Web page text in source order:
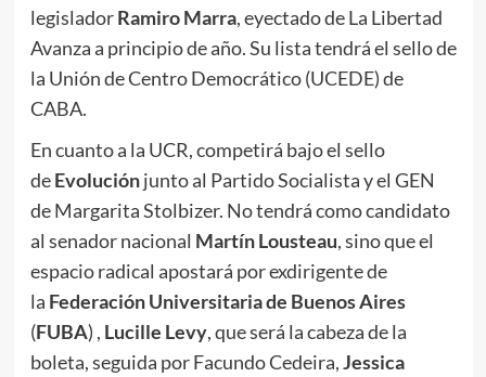
legisladorRamiro Marra, eyectado de La Libertad
Avanza a principio de año. Su lista tendrá el sello de
la Unión de Centro Democrático (UCEDE) de
CABA.
En cuanto a la UCR, competirá bajo el sello
deEvoluciónjunto al Partido Socialista y el GEN
de Margarita Stolbizer. No tendrá como candidato
al senador nacional Martín Lousteau, sino que el
espacio radical apostará por exdirigente de
la Federación Universitaria de Buenos Aires
(FUBA) , Lucille Levy, que será la cabeza de la
boleta, seguida por Facundo Cedeira,Jessica